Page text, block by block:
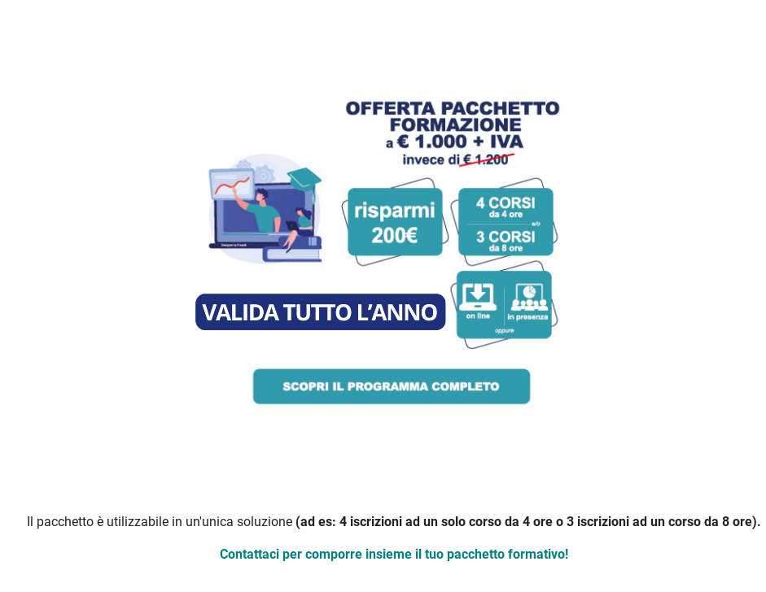
Il pacchetto è utilizzabile in un'unica soluzione (ad es: 4 iscrizioni ad un solo corso da 4 ore o 3 iscrizioni ad un corso da 8 ore).
Contattaci per comporre insieme il tuo pacchetto formativo!